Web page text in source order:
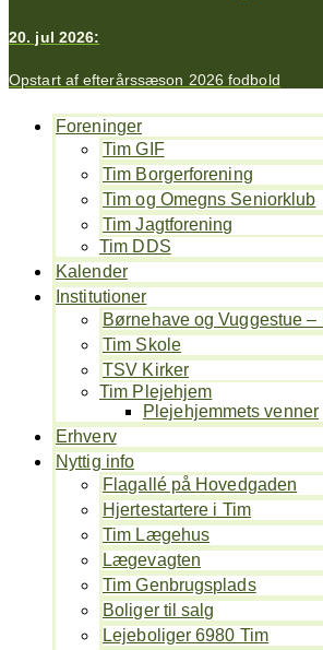
20. jul 2026:
Opstart af efterårssæson 2026 fodbold
Foreninger
Tim GIF
Tim Borgerforening
Tim og Omegns Seniorklub
Tim Jagtforening
Tim DDS
Kalender
Institutioner
Børnehave og Vuggestue –
Tim Skole
TSV Kirker
Tim Plejehjem
Plejehjemmets venner
Erhverv
Nyttig info
Flagallé på Hovedgaden
Hjertestartere i Tim
Tim Lægehus
Lægevagten
Tim Genbrugsplads
Boliger til salg
Lejeboliger 6980 Tim